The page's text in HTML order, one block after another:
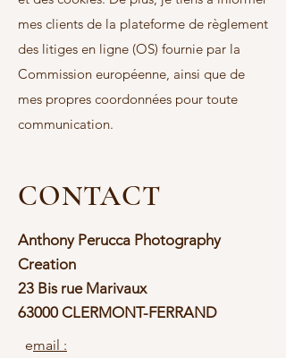
mes clients de la plateforme de règlement
des litiges en ligne (OS) fournie par la
Commission européenne, ainsi que de
mes propres coordonnées pour toute
communication.
CONTACT
Anthony Perucca Photography
Creation
23 Bis rue Marivaux
63000 CLERMONT-FERRAND
email :